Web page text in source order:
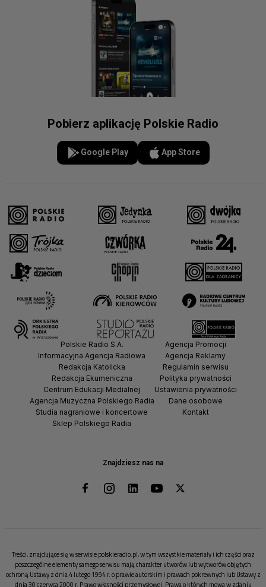
Pobierz aplikację Polskie Radio
Google Play App Store
Znajdziesz nas na
Polskie Radio S.A.
Informacyjna Agencja Radiowa
Redakcja Katolicka
Redakcja Ekumeniczna
Centrum Edukacji Medialnej
Agencja Muzyczna Polskiego Radia
Studia nagraniowe i koncertowe
Sklep Polskiego Radia
Agencja Promocji
Agencja Reklamy
Regulamin serwisu
Polityka prywatności
Ustawienia prywatności
Dane osobowe
Kontakt
Treści, znajdujące się w serwisie polskieradio.pl, w tym wszystkie materiały i ich części oraz
poszczególne elementy samego serwisu mają charakter utworów lub wytworów objętych
ochroną Ustawy z dnia 4 lutego 1994 r. o prawie autorskim i prawach pokrewnych lub Ustawy z
dnia 30 czerwca 2000 r. Prawo własności przemysłowej. Prawa o których mowa w zdaniu